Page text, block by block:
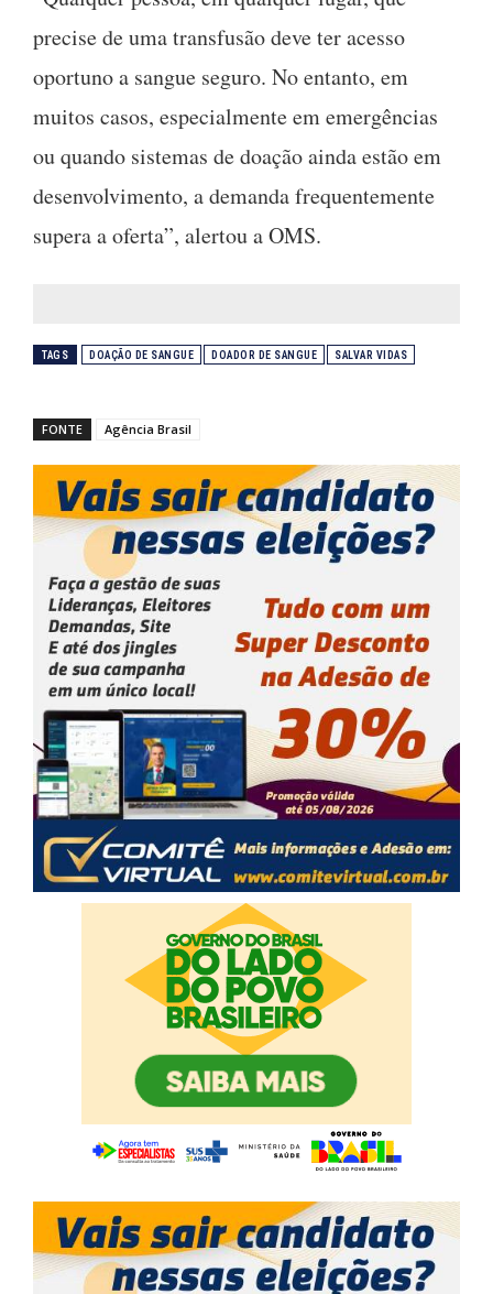
precise de uma transfusão deve ter acesso
oportuno a sangue seguro. No entanto, em
muitos casos, especialmente em emergências
ou quando sistemas de doação ainda estão em
desenvolvimento, a demanda frequentemente
supera a oferta”, alertou a OMS.
TAGS DOAÇÃO DE SANGUE DOADOR DE SANGUE SALVAR VIDAS
FONTE Agência Brasil